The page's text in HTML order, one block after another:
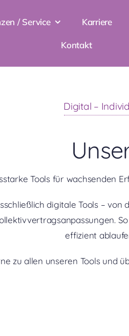
/ Service Karriere
Kontakt
Digital –
Tools für wachsenden
digitale Tools –
effizient
zu allen unseren Tools und